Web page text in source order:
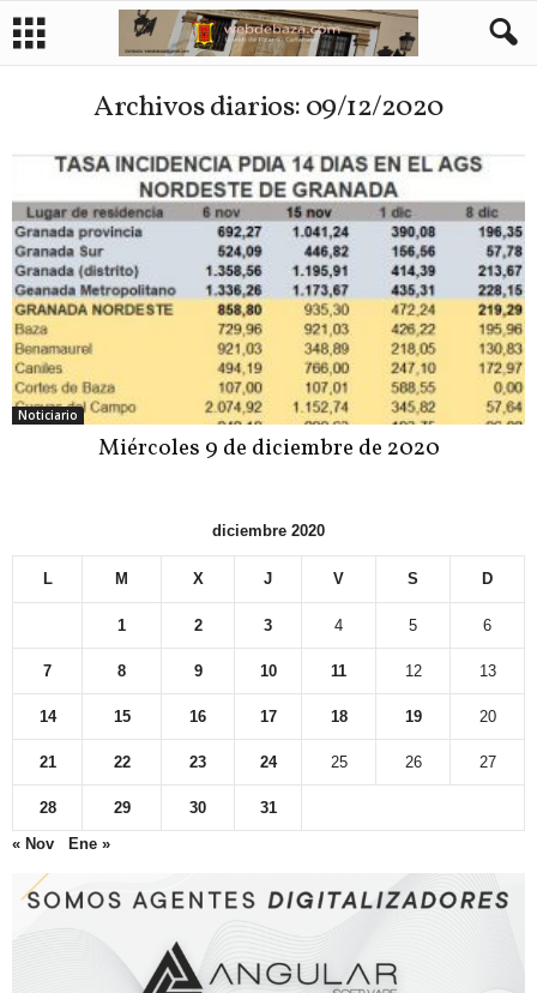
Archivos diarios: 09/12/2020
Noticiario
Miércoles 9 de diciembre de 2020
diciembre 2020
L M X J V S D
1 2 3 4 5 6
7 8 9 10 11 12 13
14 15 16 17 18 19 20
21 22 23 24 25 26 27
28 29 30
31
« Nov
Ene »